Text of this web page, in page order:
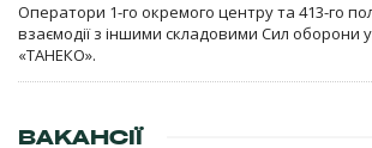
Оператори 1-го окремого центру та 413-го
взаємодії з іншими складовими Сил оборони
«ТАНЕКО».
ВАКАНСІЇ